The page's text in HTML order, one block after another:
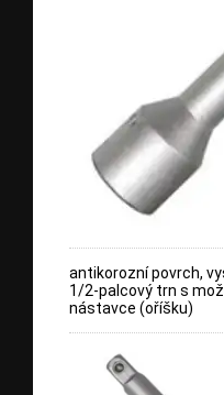
antikorozní povrch,
1/2-palcový trn s
nástavce (oříšku)